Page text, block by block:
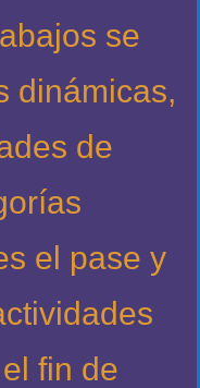
se
dinámicas,
de
el pase y
fin de